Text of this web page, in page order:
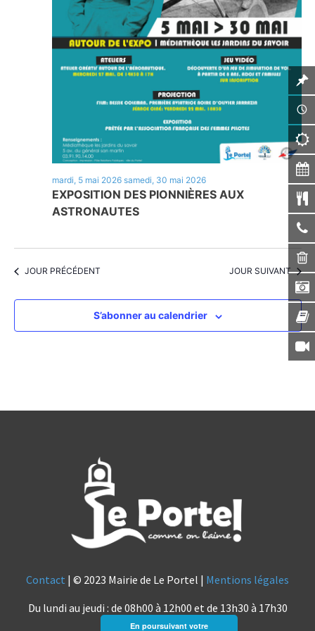
EXPOSITION DES PIONNIÈRES AUX
ASTRONAUTES
mardi, 5 mai 2026 samedi, 30 mai 2026
JOUR PRÉCÉDENT JOUR SUIVANT
S’abonner au calendrier
Contact | © 2023 Mairie de Le Portel | Mentions légales
Du lundi au jeudi : de 08h00 à 12h00 et de 13h30 à 17h30
En poursuivant votre